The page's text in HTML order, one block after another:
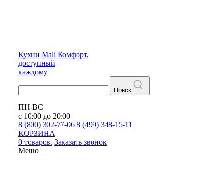
Кухни Mall Комфорт,
доступный
каждому
Поиск
ПН-ВС
с 10:00 до 20:00
8 (800) 302-77-06 8 (499) 348-15-11
КОРЗИНА
0 товаров. Заказать звонок
Меню